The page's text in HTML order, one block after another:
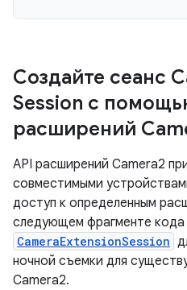
Создайте сеанс
Session с
расширений
API расширений Camera2
совместимыми
доступ к определенным
следующем фрагменте кода
CameraExtensionSession
ночной съемки для
Camera2.